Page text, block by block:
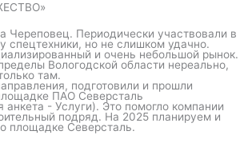
Череповец. Периодически участвовали в
спецтехники, но не слишком удачно.
и очень небольшой рынок.
Вологодской области нереально,
там.
подготовили и прошли
ПАО Северсталь
анкета - Услуги). Это помогло компании
подряд. На 2025 планируем и
площадке Северсталь.